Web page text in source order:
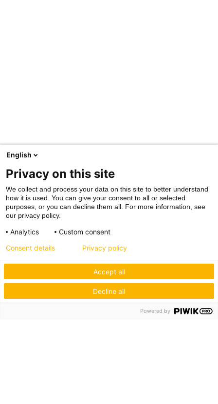
English
Privacy on this site
We collect and process your data on this site to better understand
how it is used. You can give your consent to all or selected
purposes, or you can decline them all. For more information, see
our privacy policy.
Analytics Custom consent
Accept all
Decline all
Consent details Privacy policy
Powered by